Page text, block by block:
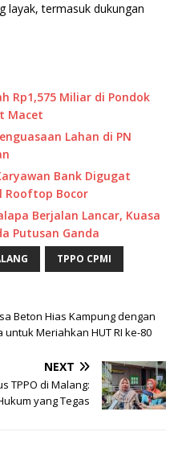
layak, termasuk dukungan
Rp1,575 Miliar di Pondok
Macet
Lahan di PN
Bank Digugat
Rooftop Bocor
Berjalan Lancar, Kuasa
Putusan Ganda
TPPO CPMI
Beton Hias Kampung dengan
Meriahkan HUT RI ke-80
NEXT
TPPO di Malang:
yang Tegas